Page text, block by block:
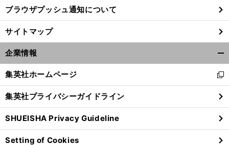
ブラウザプッシュ通知について
サイトマップ
企業情報
閉
る
集英社ホームページ
新
し
い
ウ
ィ
ン
ド
集英社プライバシーガイドライン
SHUEISHA Privacy Guideline
Setting of Cookies